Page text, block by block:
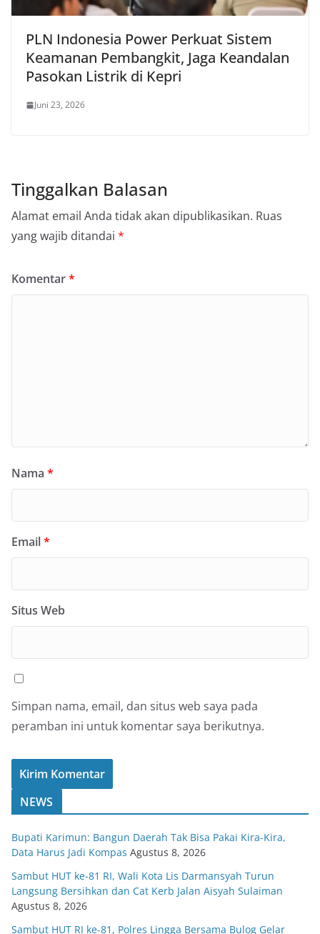
PLN Indonesia Power Perkuat Sistem
Keamanan Pembangkit, Jaga Keandalan
Pasokan Listrik di Kepri
Juni 23, 2026
Tinggalkan Balasan
Alamat email Anda tidak akan dipublikasikan. Ruas
yang wajib ditandai *
Komentar*
Nama *
Email*
Situs Web
Simpan nama, email, dan situs web saya pada
peramban ini untuk komentar saya berikutnya.
NEWS
Bupati Karimun: Bangun Daerah Tak Bisa Pakai Kira-Kira,
Data Harus Jadi Kompas Agustus 8, 2026
Sambut HUT ke-81 RI, Wali Kota Lis Darmansyah Turun
Langsung Bersihkan dan Cat Kerb Jalan Aisyah Sulaiman
Agustus 8, 2026
Sambut HUT RI ke-81, Polres Lingga Bersama Bulog Gelar